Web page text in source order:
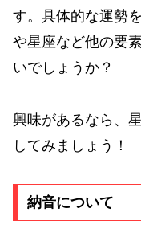
す。具体的な運勢
や星座など他の要
いでしょうか？
興味があるなら、
してみましょう！
納音について